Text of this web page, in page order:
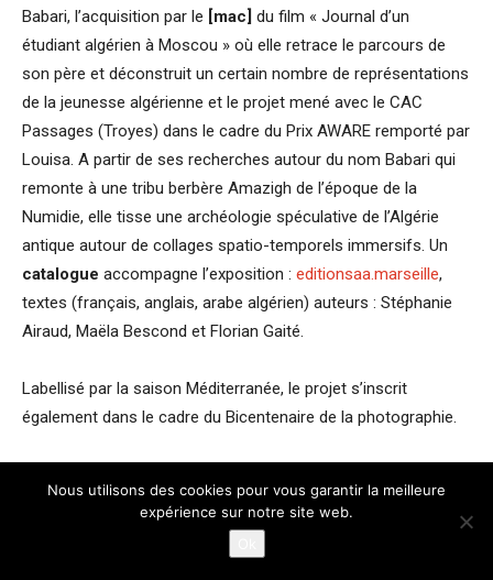
Babari, l’acquisition par le [mac] du film « Journal d’un
étudiant algérien à Moscou » où elle retrace le parcours de
son père et déconstruit un certain nombre de représentations
de la jeunesse algérienne et le projet mené avec le CAC
Passages (Troyes) dans le cadre du Prix AWARE remporté par
Louisa. A partir de ses recherches autour du nom Babari qui
remonte à une tribu berbère Amazigh de l’époque de la
Numidie, elle tisse une archéologie spéculative de l’Algérie
antique autour de collages spatio-temporels immersifs. Un
catalogue accompagne l’exposition : editionsaa.marseille,
textes (français, anglais, arabe algérien) auteurs : Stéphanie
Airaud, Maëla Bescond et Florian Gaité.
Labellisé par la saison Méditerranée, le projet s’inscrit
également dans le cadre du Bicentenaire de la photographie.
Nous utilisons des cookies pour vous garantir la meilleure
expérience sur notre site web.